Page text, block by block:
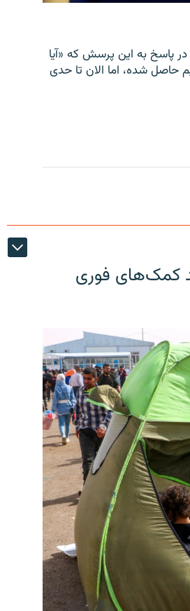
می‌گفت، در پاسخ به این پرسش که «آیا
حاصل شده، اما الان تا حدی
کمک‌های فوری